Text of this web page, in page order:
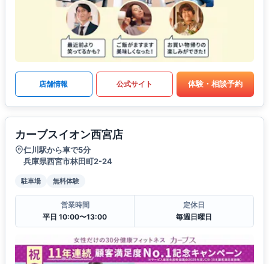
店舗情報 公式サイト 体験・相談予約
カーブスイオン西宮店
仁川駅から車で5分
兵庫県西宮市林田町2-24
駐車場 無料体験
営業時間
平日 10:00〜13:00
定休日
毎週日曜日